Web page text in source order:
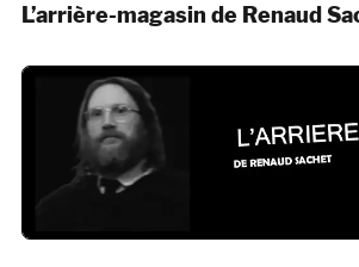
L’arrière-magasin de Renaud